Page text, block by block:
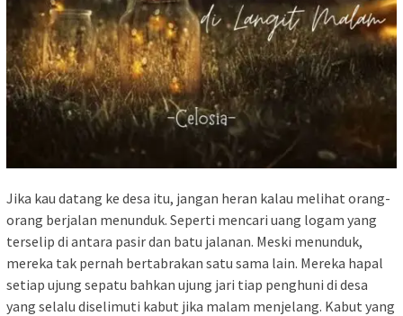
Jika kau datang ke desa itu, jangan heran kalau melihat orang-
orang berjalan menunduk. Seperti mencari uang logam yang
terselip di antara pasir dan batu jalanan. Meski menunduk,
mereka tak pernah bertabrakan satu sama lain. Mereka hapal
setiap ujung sepatu bahkan ujung jari tiap penghuni di desa
yang selalu diselimuti kabut jika malam menjelang. Kabut yang